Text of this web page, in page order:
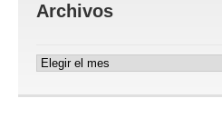
Archivos
Archivos